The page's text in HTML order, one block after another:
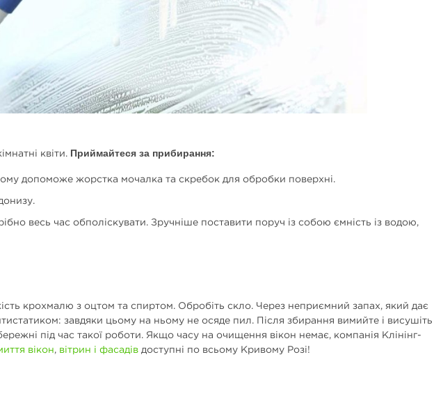
квіти. Приймайтеся за прибирання:
допоможе жорстка мочалка та скребок для обробки поверхні.
весь час обполіскувати. Зручніше поставити поруч із собою ємність із водою,
крохмалю з оцтом та спиртом. Обробіть скло. Через неприємний запах, який дає
завдяки цьому на ньому не осяде пил. Після збирання вимийте і висушіть
під час такої роботи. Якщо часу на очищення вікон немає, компанія Клінінг-
вікон, вітрин і фасадів доступні по всьому Кривому Розі!